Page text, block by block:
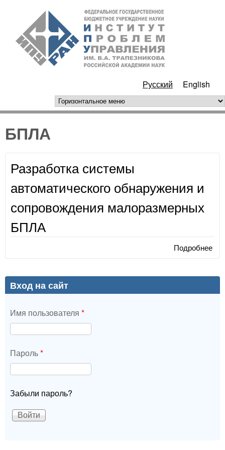
Перейти к основному
содержанию
РАН
Русский English
горизонтальное меню
БПЛА
Разработка системы
автоматического обнаружения и
сопровождения малоразмерных
БПЛА
Подробнее
Вход на сайт
Имя пользователя *
Пароль*
Забыли пароль?